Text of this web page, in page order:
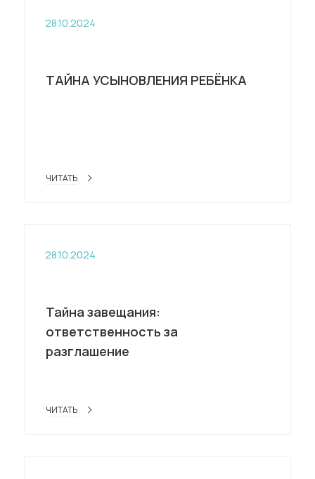
28.10.2024
ТАЙНА УСЫНОВЛЕНИЯ РЕБЁНКА
ЧИТАТЬ
28.10.2024
Тайна завещания:
ответственность за
разглашение
ЧИТАТЬ